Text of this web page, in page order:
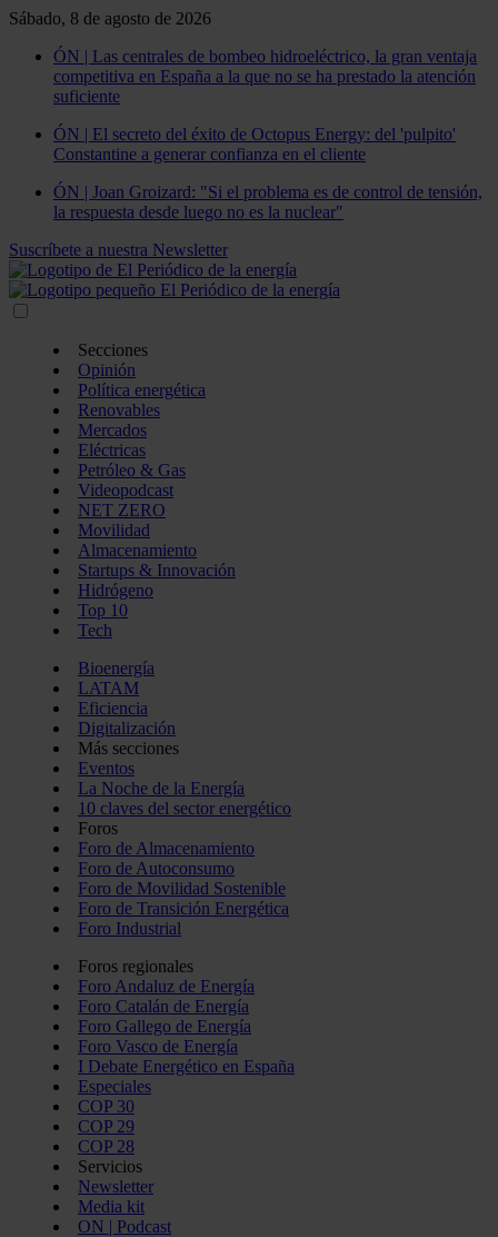
Sábado, 8 de agosto de 2026
ÓN | Las centrales de bombeo hidroeléctrico, la gran ventaja
competitiva en España a la que no se ha prestado la atención
suficiente
ÓN | El secreto del éxito de Octopus Energy: del 'pulpito'
Constantine a generar confianza en el cliente
ÓN | Joan Groizard: "Si el problema es de control de tensión,
la respuesta desde luego no es la nuclear"
Suscríbete a nuestra Newsletter
Secciones
Opinión
Política energética
Renovables
Mercados
Eléctricas
Petróleo & Gas
Videopodcast
NET ZERO
Movilidad
Almacenamiento
Startups & Innovación
Hidrógeno
Top 10
Tech
Bioenergía
LATAM
Eficiencia
Digitalización
Más secciones
Eventos
La Noche de la Energía
10 claves del sector energético
Foros
Foro de Almacenamiento
Foro de Autoconsumo
Foro de Movilidad Sostenible
Foro de Transición Energética
Foro Industrial
Foros regionales
Foro Andaluz de Energía
Foro Catalán de Energía
Foro Gallego de Energía
Foro Vasco de Energía
I Debate Energético en España
Especiales
COP 30
COP 29
COP 28
Servicios
Newsletter
Media kit
ON | Podcast